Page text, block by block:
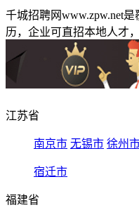
千城招聘网www.zpw.net
历，企业可直招本地人才
江苏省
南京市 无锡市 徐州
宿迁市
福建省